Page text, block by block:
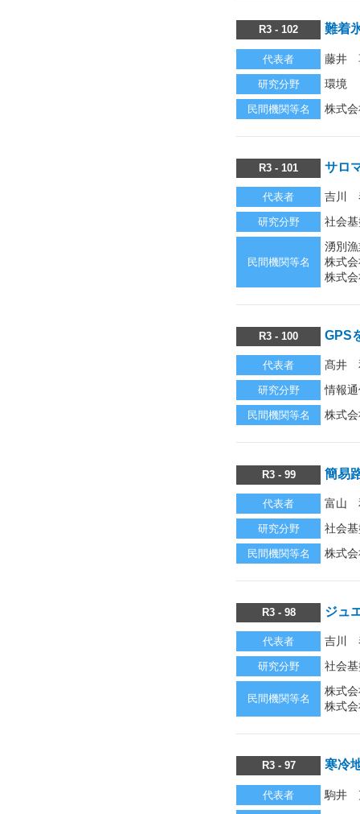
R3 - 102 難着
代表者 藤井
研究分野 環境
民間機関等名 株式
R3 - 101 サロ
代表者 吉川
研究分野 社会
民間機関等名
湧別
株式
株式
R3 - 100 GPS
代表者 髙井
研究分野 情報
民間機関等名 株式
R3 - 99 簡易
代表者 富山
研究分野 社会
民間機関等名 株式
R3 - 98 ジュ
代表者 吉川
研究分野 社会
民間機関等名
株式
株式
R3 - 97 寒冷
代表者 駒井